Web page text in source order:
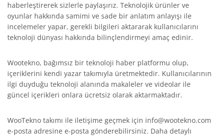
haberleştirerek sizlerle paylaşırız. Teknolojik ürünler ve
oyunlar hakkında samimi ve sade bir anlatım anlayışı ile
incelemeler yapar, gerekli bilgileri aktararak kullanıcılarını
teknoloji dünyası hakkında bilinçlendirmeyi amaç edinir.
Wootekno, bağımsız bir teknoloji haber platformu olup,
içeriklerini kendi yazar takımıyla üretmektedir. Kullanıcılarının
ilgi duyduğu teknoloji alanında makaleler ve videolar ile
güncel içerikleri onlara ücretsiz olarak aktarmaktadır.
WooTekno takımı ile iletişime geçmek için info@wootekno.com
e-posta adresine e-posta gönderebilirsiniz. Daha detaylı